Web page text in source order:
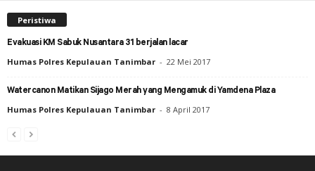
Peristiwa
Evakuasi KM Sabuk Nusantara 31 berjalan lacar
Humas Polres Kepulauan Tanimbar - 22 Mei 2017
Watercanon Matikan Sijago Merah yang Mengamuk di Yamdena Plaza
Humas Polres Kepulauan Tanimbar - 8 April 2017